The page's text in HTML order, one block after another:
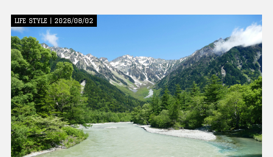
LIFE STYLE | 2026/08/02